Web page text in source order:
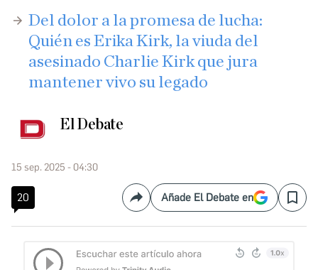
Del dolor a la promesa de lucha:
Quién es Erika Kirk, la viuda del
asesinado Charlie Kirk que jura
mantener vivo su legado
El Debate
15 sep. 2025 - 04:30
20 CompartirAñade El Debate en Save